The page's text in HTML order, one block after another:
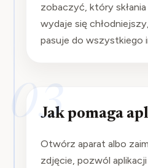
zobaczyć, który
wydaje się
pasuje do wszystkiego
03
Jak pomaga
Otwórz aparat albo
zdjęcie, pozwól